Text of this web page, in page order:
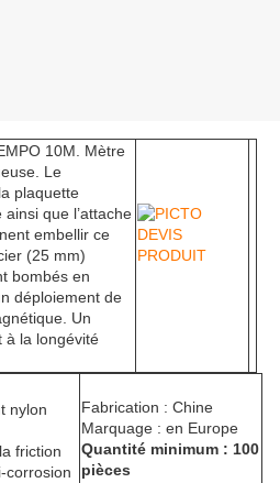
10M. Mètre
Le
plaquette
que l’attache
embellir ce
(25 mm)
bombés en
déploiement de
Un
à la longévité
nylon
friction
corrosion
Fabrication : Chine
Marquage : en Europe
Quantité minimum : 100
pièces